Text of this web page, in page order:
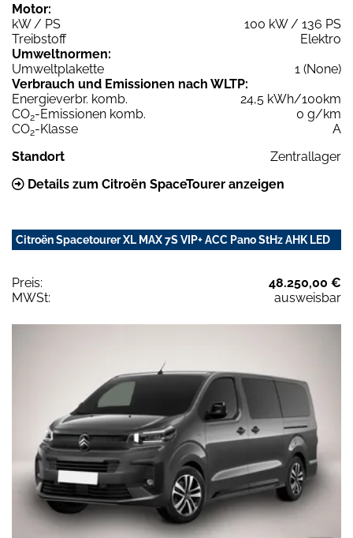
Motor:
kW / PS
100 kW / 136 PS
Treibstoff
Elektro
Umweltnormen:
Umweltplakette
1 (None)
Verbrauch und Emissionen nach WLTP:
Energieverbr. komb.
24,5 kWh/100km
CO2-Emissionen komb.
0 g/km
CO2-Klasse
A
Standort
Zentrallager
Details zum Citroën SpaceTourer anzeigen
Citroën Spacetourer XL MAX 7S VIP+ ACC Pano StHz AHK LED
Preis:
48.250,00 €
MWSt:
ausweisbar